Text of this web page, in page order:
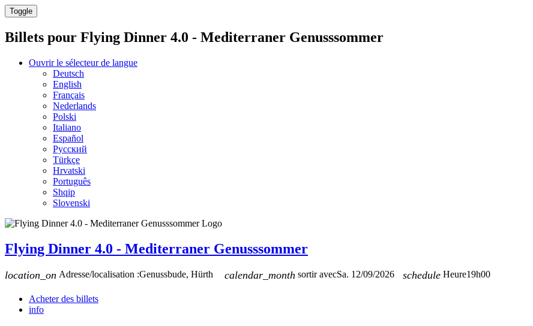
Toggle
Billets pour Flying Dinner 4.0 - Mediterraner Genusssommer
Ouvrir le sélecteur de langue
Deutsch
English
Français
Nederlands
Polski
Italiano
Español
Русский
Türkçe
Hrvatski
Português
Shqip
Slovenski
Flying Dinner 4.0 - Mediterraner Genusssommer
location_on Adresse/localisation :Genussbude, Hürth calendar_month sortir avecSa. 12/09/2026 schedule Heure19h00
Acheter des billets
info